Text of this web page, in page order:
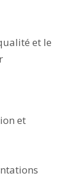
et le
et